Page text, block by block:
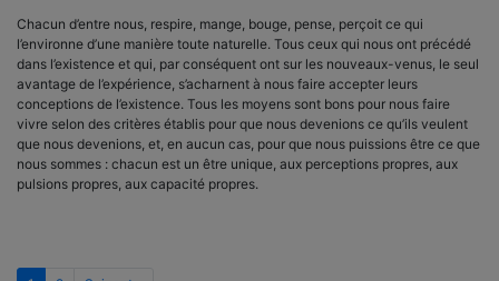
Chacun d’entre nous, respire, mange, bouge, pense, perçoit ce qui
l’environne d’une manière toute naturelle. Tous ceux qui nous ont précédé
dans l’existence et qui, par conséquent ont sur les nouveaux-venus, le seul
avantage de l’expérience, s’acharnent à nous faire accepter leurs
conceptions de l’existence. Tous les moyens sont bons pour nous faire
vivre selon des critères établis pour que nous devenions ce qu’ils veulent
que nous devenions, et, en aucun cas, pour que nous puissions être ce que
nous sommes : chacun est un être unique, aux perceptions propres, aux
pulsions propres, aux capacité propres.